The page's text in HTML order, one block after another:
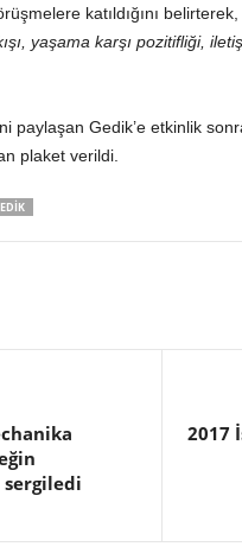
katıldığını belirterek,
yaşama karşı pozitifliği,
paylaşan Gedik’e etkinlik
plaket verildi.
2017